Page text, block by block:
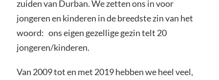
zuiden van Durban. We zetten ons in voor
jongeren en kinderen in de breedste zin van het
woord: ons eigen gezellige gezin telt 20
jongeren/kinderen.
Van 2009 tot en met 2019 hebben we heel veel,